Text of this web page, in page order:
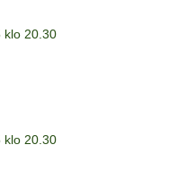
klo 20.30
klo 20.30